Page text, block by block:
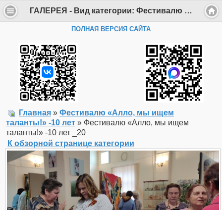
ГАЛЕРЕЯ - Вид категории: Фестивалю «Алло, мы ищем таланты!» -10 лет - Фото: Фестивалю «Алло, мы ищем таланты!» -10 лет _20 - Департамент образования Администрации г. Саров
ПОЛНАЯ ВЕРСИЯ САЙТА
Главная » Фестивалю «Алло, мы ищем
таланты!» -10 лет » Фестивалю «Алло, мы ищем
таланты!» -10 лет _20
К обзорной странице категории